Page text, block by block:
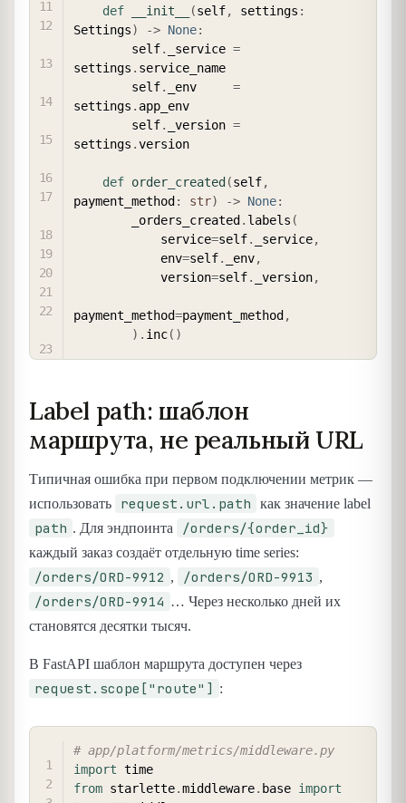
def
__init__ (self, settings :
Settings) -> None:
        self
. _service =
settings . service_name
        self
. _env =
settings . app_env
        self
. _version =
settings .version
def order_created (self,
payment_method : str) -> None:
        _orders_created
. labels (
            service
=self. _service,
            env
=self. _env,
            version
=self. _version,
payment_method=payment_method ,
) . inc( )
Label path: шаблон
маршрута, не реальный URL
Типичная ошибка при первом подключении метрик —
использовать
request.url.path как значение label
path . Для эндпоинта /orders/{order_id}
каждый заказ создаёт отдельную time series:
/orders/ORD-9912 , /orders/ORD-9913 ,
/orders/ORD-9914 … Через несколько дней их
становятся десятки тысяч.
В FastAPI шаблон маршрута доступен через
request.scope["route"] :
# app/platform/metrics/middleware.py
import
from starlette.middleware. base import